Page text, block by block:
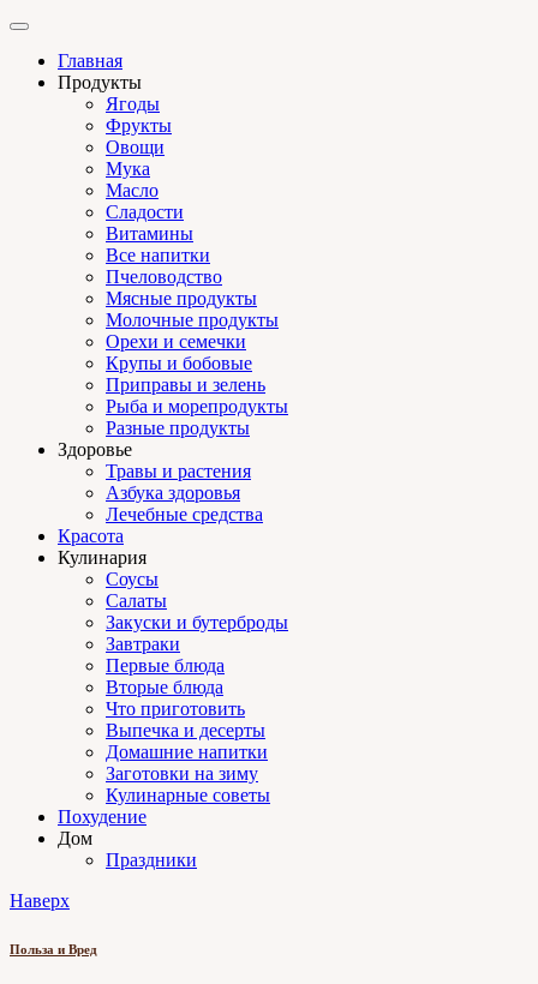
Главная
Продукты
Ягоды
Фрукты
Овощи
Мука
Масло
Сладости
Витамины
Все напитки
Пчеловодство
Мясные продукты
Молочные продукты
Орехи и семечки
Крупы и бобовые
Приправы и зелень
Рыба и морепродукты
Разные продукты
Здоровье
Травы и растения
Азбука здоровья
Лечебные средства
Красота
Кулинария
Соусы
Салаты
Закуски и бутерброды
Завтраки
Первые блюда
Вторые блюда
Что приготовить
Выпечка и десерты
Домашние напитки
Заготовки на зиму
Кулинарные советы
Похудение
Дом
Праздники
Наверх
Польза и Вред